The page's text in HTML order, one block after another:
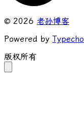
© 2026 老孙博客
Powered by Typecho
版权所有